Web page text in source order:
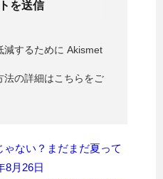
減するために Akismet
法の詳細はこちらをご
ゃない？まだまだ夏って
8月26日